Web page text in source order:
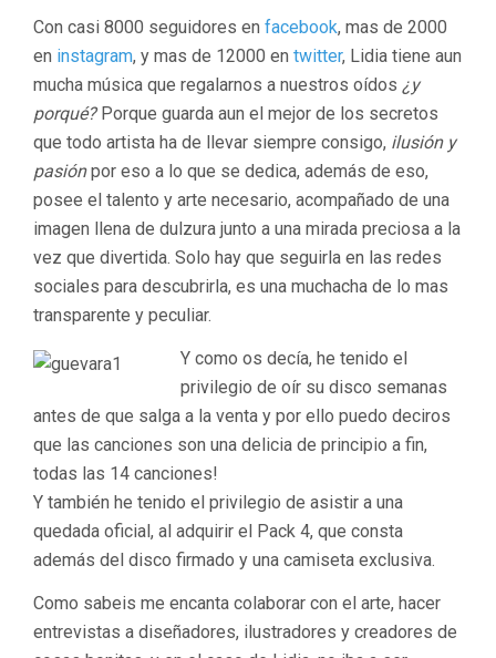
Con casi 8000 seguidores en facebook, mas de 2000
en instagram, y mas de 12000 en twitter, Lidia tiene aun
mucha música que regalarnos a nuestros oídos ¿y
porqué?Porque guarda aun el mejor de los secretos
que todo artista ha de llevar siempre consigo, ilusión y
pasiónpor eso a lo que se dedica, además de eso,
posee el talento y arte necesario, acompañado de una
imagen llena de dulzura junto a una mirada preciosa a la
vez que divertida. Solo hay que seguirla en las redes
sociales para descubrirla, es una muchacha de lo mas
transparente y peculiar.
Y como os decía, he tenido el
privilegio de oír su disco semanas
antes de que salga a la venta y por ello puedo deciros
que las canciones son una delicia de principio a fin,
todas las 14 canciones!
Y también he tenido el privilegio de asistir a una
quedada oficial, al adquirir el Pack 4, que consta
además del disco firmado y una camiseta exclusiva.
Como sabeis me encanta colaborar con el arte, hacer
entrevistas a diseñadores, ilustradores y creadores de